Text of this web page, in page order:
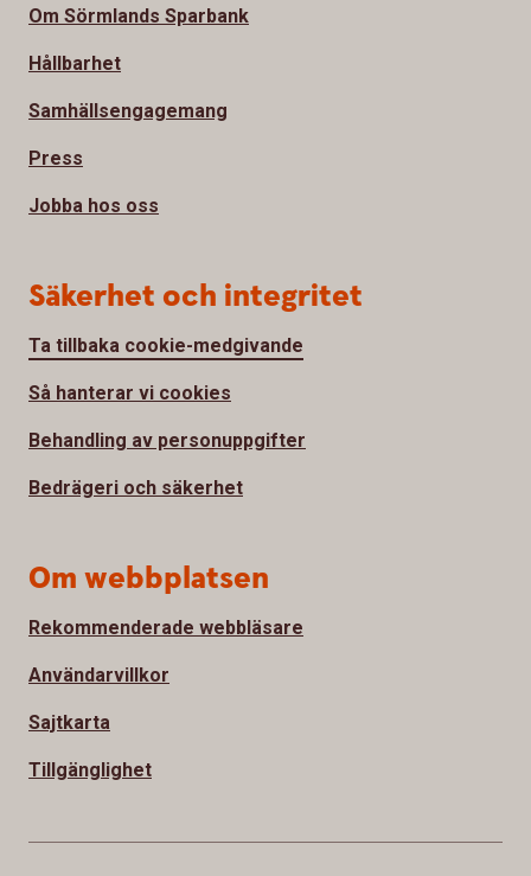
Om Sörmlands Sparbank
Hållbarhet
Samhällsengagemang
Press
Jobba hos oss
Säkerhet och integritet
Ta tillbaka cookie-medgivande
Så hanterar vi cookies
Behandling av personuppgifter
Bedrägeri och säkerhet
Om webbplatsen
Rekommenderade webbläsare
Användarvillkor
Sajtkarta
Tillgänglighet